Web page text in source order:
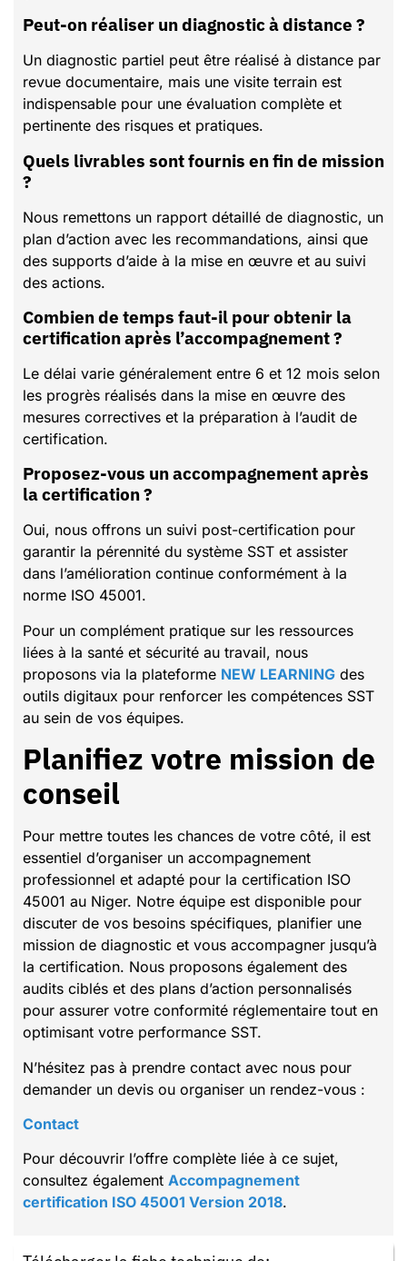
Peut-on réaliser un diagnostic à distance ?
Un diagnostic partiel peut être réalisé à distance par
revue documentaire, mais une visite terrain est
indispensable pour une évaluation complète et
pertinente des risques et pratiques.
Quels livrables sont fournis en fin de mission
?
Nous remettons un rapport détaillé de diagnostic, un
plan d’action avec les recommandations, ainsi que
des supports d’aide à la mise en œuvre et au suivi
des actions.
Combien de temps faut-il pour obtenir la
certification après l’accompagnement ?
Le délai varie généralement entre 6 et 12 mois selon
les progrès réalisés dans la mise en œuvre des
mesures correctives et la préparation à l’audit de
certification.
Proposez-vous un accompagnement après
la certification ?
Oui, nous offrons un suivi post-certification pour
garantir la pérennité du système SST et assister
dans l’amélioration continue conformément à la
norme ISO 45001.
Pour un complément pratique sur les ressources
liées à la santé et sécurité au travail, nous
proposons via la plateforme NEW LEARNING des
outils digitaux pour renforcer les compétences SST
au sein de vos équipes.
Planifiez votre mission de
conseil
Pour mettre toutes les chances de votre côté, il est
essentiel d’organiser un accompagnement
professionnel et adapté pour la certification ISO
45001 au Niger. Notre équipe est disponible pour
discuter de vos besoins spécifiques, planifier une
mission de diagnostic et vous accompagner jusqu’à
la certification. Nous proposons également des
audits ciblés et des plans d’action personnalisés
pour assurer votre conformité réglementaire tout en
optimisant votre performance SST.
N’hésitez pas à prendre contact avec nous pour
demander un devis ou organiser un rendez-vous :
Contact
Pour découvrir l’offre complète liée à ce sujet,
consultez également Accompagnement
certification ISO 45001 Version 2018.